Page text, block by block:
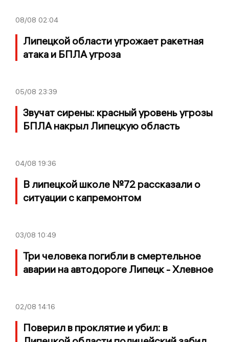
08/08 02:04
Липецкой области угрожает ракетная
атака и БПЛА угроза
05/08 23:39
Звучат сирены: красный уровень угрозы
БПЛА накрыл Липецкую область
04/08 19:36
В липецкой школе №72 рассказали о
ситуации с капремонтом
03/08 10:49
Три человека погибли в смертельное
аварии на автодороге Липецк - Хлевное
02/08 14:16
Поверил в проклятие и убил: в